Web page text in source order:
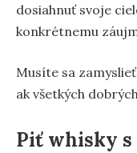
dosiahnuť svoje
konkrétnemu
Musíte sa
ak všetkých
Piť whisky